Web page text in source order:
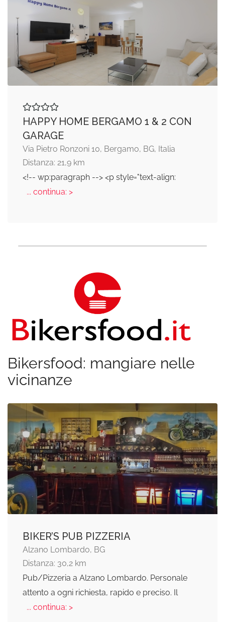
HAPPY HOME BERGAMO 1 & 2 CON
GARAGE
Via Pietro Ronzoni 10, Bergamo, BG, Italia
Distanza: 21,9 km
<!-- wp:paragraph --> <p style="text-align:
... continua: >
Bikersfood: mangiare nelle
vicinanze
BIKER’S PUB PIZZERIA
Alzano Lombardo, BG
Distanza: 30,2 km
Pub/Pizzeria a Alzano Lombardo. Personale
attento a ogni richiesta, rapido e preciso. Il
... continua: >